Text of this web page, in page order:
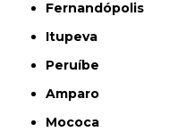
Fernandópolis
Itupeva
Peruíbe
Amparo
Mococa